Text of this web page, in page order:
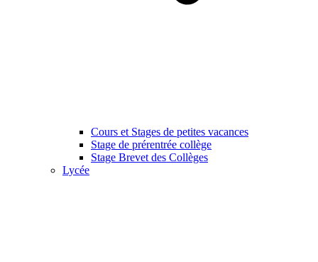
Cours et Stages de petites vacances
Stage de prérentrée collège
Stage Brevet des Collèges
Lycée